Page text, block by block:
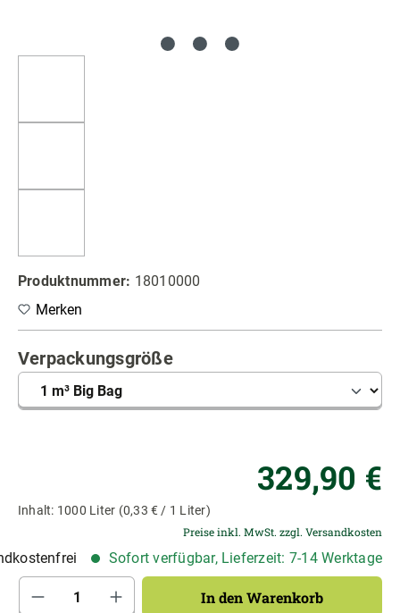
Produktnummer: 18010000
Merken
Verpackungsgrößeauswählen
329,90 €
Inhalt: 1000 Liter (0,33 € / 1 Liter)
Preise inkl. MwSt. zzgl. Versandkosten
Sofort verfügbar, Lieferzeit: 7-14 Werktage
Produkt Anzahl: Gib den gewünschten
In den Warenkorb